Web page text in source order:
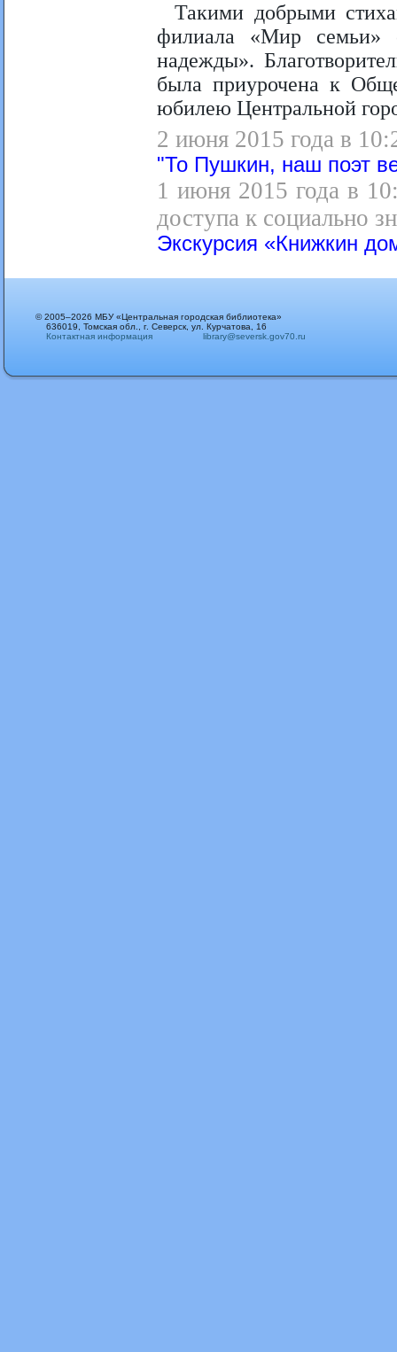
Такими добрыми
филиала «Мир семьи»
надежды».
была приурочена к
юбилею Центральной
2 июня 2015 года в
"То Пушкин, наш поэт
1 июня 2015 года в
доступа к социально
Экскурсия «Книжкин
© 2005–2026 МБУ «Центральная городская библиотека»
636019, Томская обл., г. Северск, ул. Курчатова, 16
Контактная информация
library@seversk.gov70.ru